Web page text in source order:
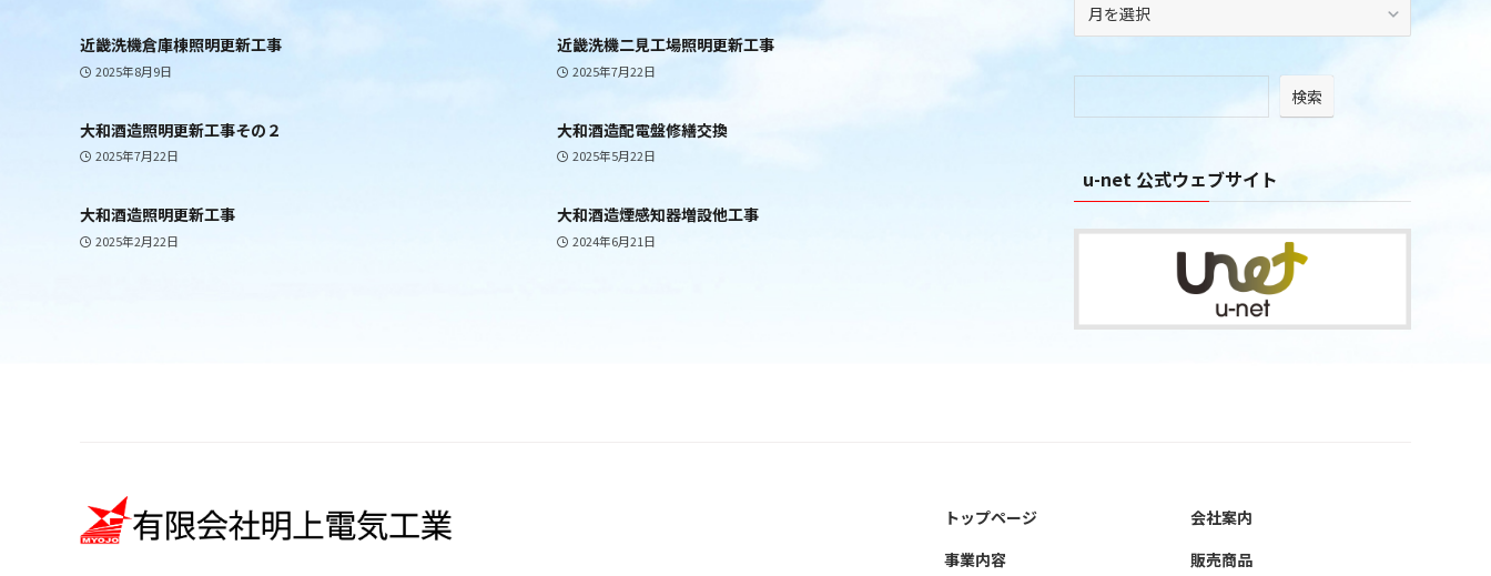
近畿洗機倉庫棟照明更新工事
2025年8月9日
近畿洗機二見工場照明更新工事
2025年7月22日
大和酒造照明更新工事その２
2025年7月22日
大和酒造配電盤修繕交換
2025年5月22日
大和酒造照明更新工事
2025年2月22日
大和酒造煙感知器増設他工事
2024年6月21日
イ
検索
u-net 公式ウェブサイト
トップページ
会社案内
事業内容
販売商品